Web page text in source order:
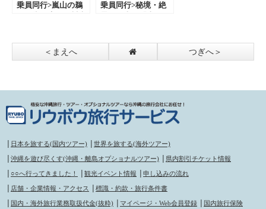
乗員同行>嵐山の鵜
那覇発【遊タイムツ
アー】
乗員同行>秘境・絶
ムツアー】
＜まえへ つぎへ＞
日本を旅する(国内ツアー) 世界を旅する(海外ツアー)
沖縄を遊び尽くす(沖縄・離島オプショナルツアー) 県内割引チケット情報
○○へ行ってきました！ 観光イベント情報 申し込みの流れ
店舗・企業情報・アクセス 標識・約款・旅行条件書
国内・海外旅行業務取扱代金(抜粋) マイページ・Web会員登録 国内旅行保険